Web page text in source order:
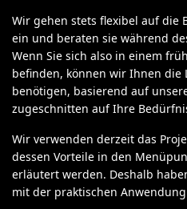
Wir gehen stets flexibel auf die
ein und beraten sie während
Wenn Sie sich also in einem
befinden, können wir Ihnen die
benötigen, basierend auf
zugeschnitten auf Ihre
Wir verwenden derzeit das
dessen Vorteile in den
erläutert werden. Deshalb
mit der praktischen